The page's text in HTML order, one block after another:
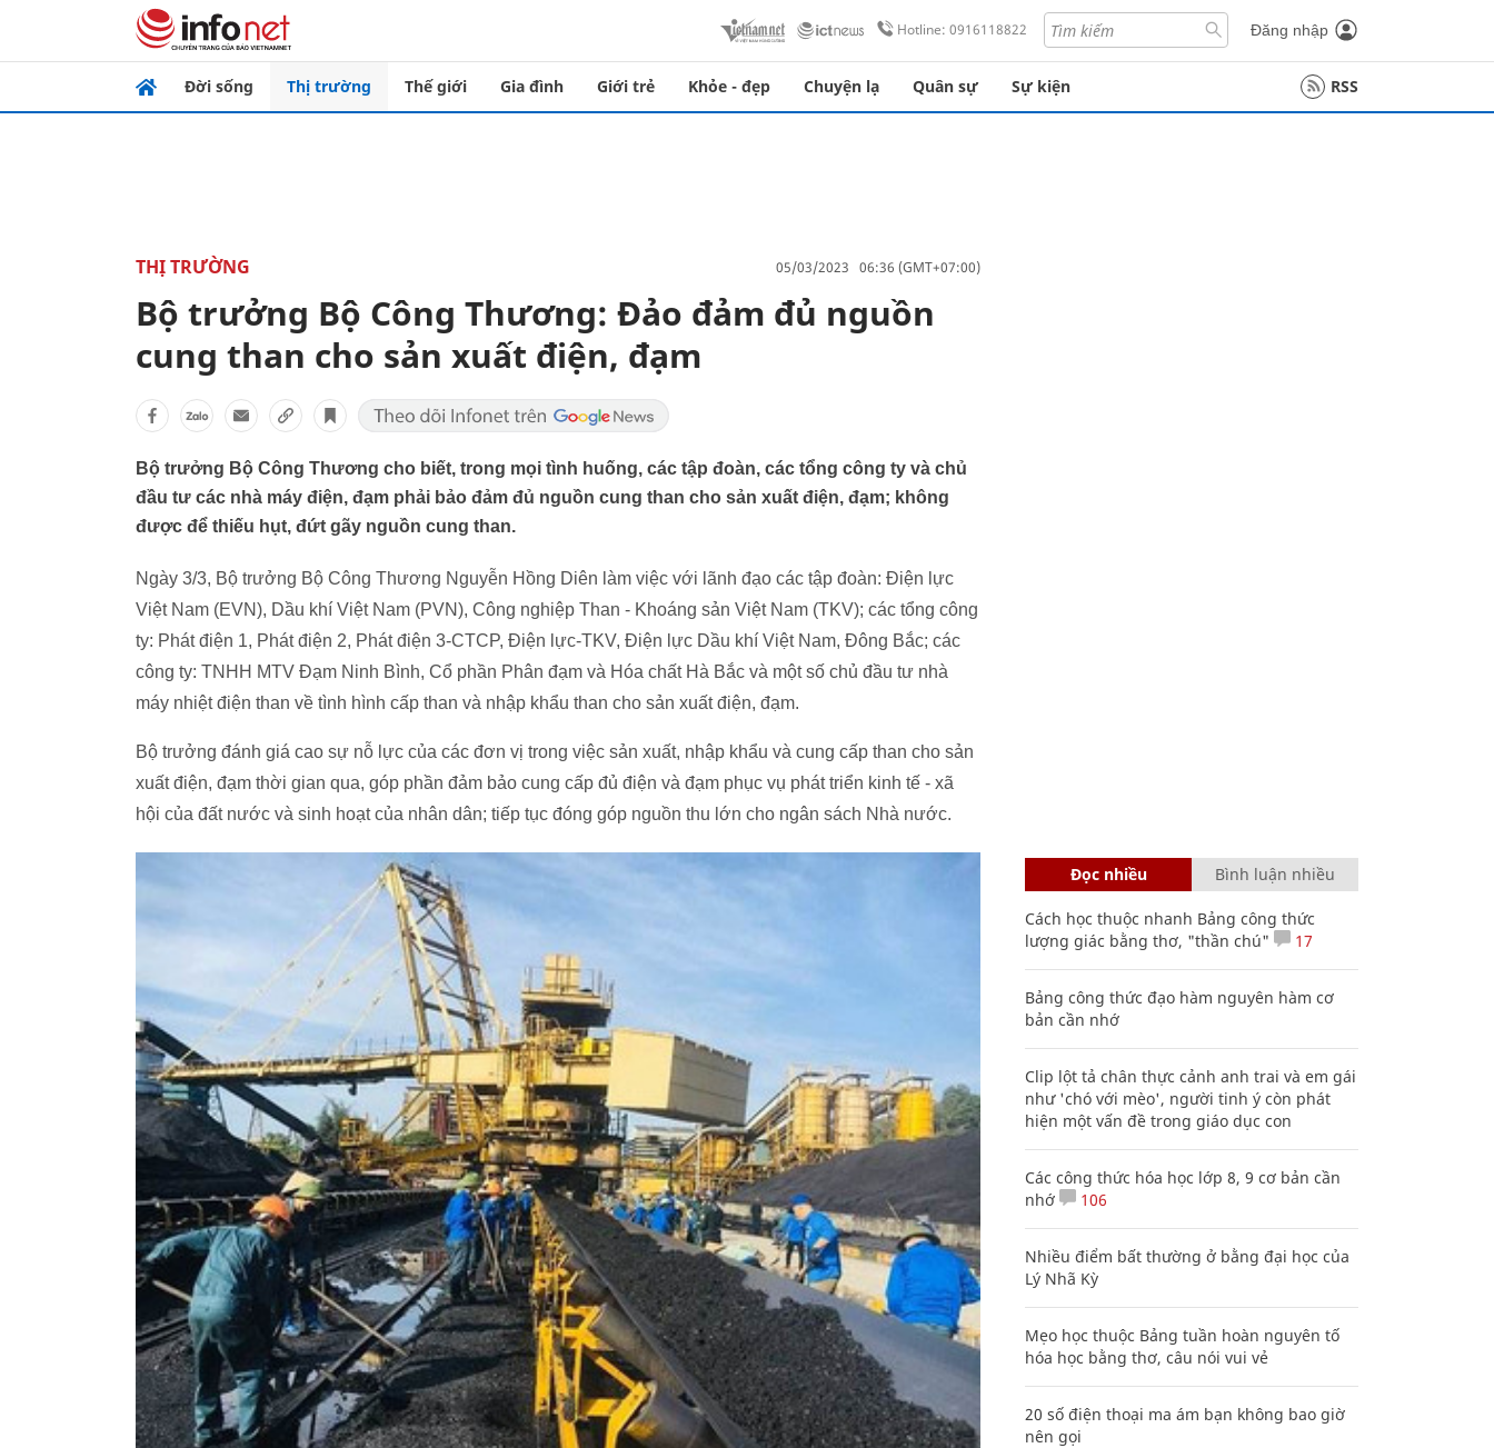
Hotline: 0916118822 Đăng nhập
Đời sống Thị trường Thế giới Gia đình Giới trẻ Khỏe - đẹp Chuyện lạ Quân sự Sự kiện RSS
THỊ TRƯỜNG 05/03/2023 06:36 (GMT+07:00)
Bộ trưởng Bộ Công Thương: Đảo đảm đủ nguồn
cung than cho sản xuất điện, đạm
Bộ trưởng Bộ Công Thương cho biết, trong mọi tình huống, các tập đoàn, các tổng công ty và chủ
đầu tư các nhà máy điện, đạm phải bảo đảm đủ nguồn cung than cho sản xuất điện, đạm; không
được để thiếu hụt, đứt gãy nguồn cung than.
Ngày 3/3, Bộ trưởng Bộ Công Thương Nguyễn Hồng Diên làm việc với lãnh đạo các tập đoàn: Điện lực
Việt Nam (EVN), Dầu khí Việt Nam (PVN), Công nghiệp Than - Khoáng sản Việt Nam (TKV); các tổng công
ty: Phát điện 1, Phát điện 2, Phát điện 3-CTCP, Điện lực-TKV, Điện lực Dầu khí Việt Nam, Đông Bắc; các
công ty: TNHH MTV Đạm Ninh Bình, Cổ phần Phân đạm và Hóa chất Hà Bắc và một số chủ đầu tư nhà
máy nhiệt điện than về tình hình cấp than và nhập khẩu than cho sản xuất điện, đạm.
Bộ trưởng đánh giá cao sự nỗ lực của các đơn vị trong việc sản xuất, nhập khẩu và cung cấp than cho sản
xuất điện, đạm thời gian qua, góp phần đảm bảo cung cấp đủ điện và đạm phục vụ phát triển kinh tế - xã
hội của đất nước và sinh hoạt của nhân dân; tiếp tục đóng góp nguồn thu lớn cho ngân sách Nhà nước.
Đọc nhiều Bình luận nhiều
Cách học thuộc nhanh Bảng công thức
lượng giác bằng thơ, "thần chú"
17
Bảng công thức đạo hàm nguyên hàm cơ
bản cần nhớ
Clip lột tả chân thực cảnh anh trai và em gái
như 'chó với mèo', người tinh ý còn phát
hiện một vấn đề trong giáo dục con
Các công thức hóa học lớp 8, 9 cơ bản cần
nhớ
106
Nhiều điểm bất thường ở bằng đại học của
Lý Nhã Kỳ
Mẹo học thuộc Bảng tuần hoàn nguyên tố
hóa học bằng thơ, câu nói vui vẻ
20 số điện thoại ma ám bạn không bao giờ
nên gọi